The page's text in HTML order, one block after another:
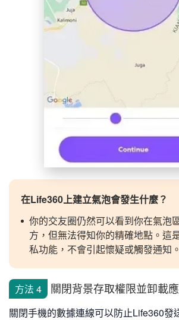
在Life360上建立氣泡會發生什麼？
你的交友圈仍然可以看到你在氣泡
方，但無法得知你的精確地點。這
私功能，不會引起懷疑或觸發通知。
方法 4 關閉背景存取權限並卸載
關閉手機的數據連線可以防止Life360發